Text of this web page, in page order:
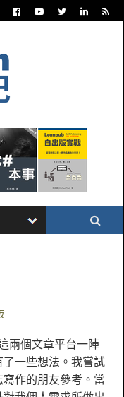
兩個文章平台一陣
一些想法。我嘗試
作的朋友參考。當